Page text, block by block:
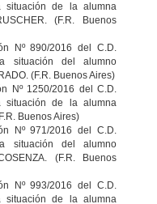
situación de la alumna
(F.R. Buenos
Nº 890/2016 del C.D.
situación del alumno
(F.R. Buenos Aires)
Nº 1250/2016 del C.D.
situación de la alumna
Buenos Aires)
Nº 971/2016 del C.D.
situación del alumno
(F.R. Buenos
Nº 993/2016 del C.D.
situación de la alumna